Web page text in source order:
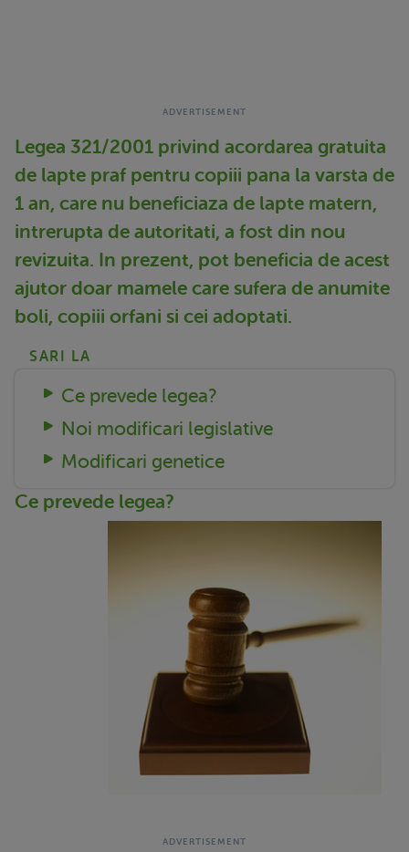
Legea 321/2001 privind acordarea gratuita
de lapte praf pentru copiii pana la varsta de
1 an, care nu beneficiaza de lapte matern,
intrerupta de autoritati, a fost din nou
revizuita. In prezent, pot beneficia de acest
ajutor doar mamele care sufera de anumite
boli, copiii orfani si cei adoptati.
SARI LA
Ce prevede legea?
Noi modificari legislative
Modificari genetice
Ce prevede legea?